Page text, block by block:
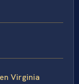
Virginia